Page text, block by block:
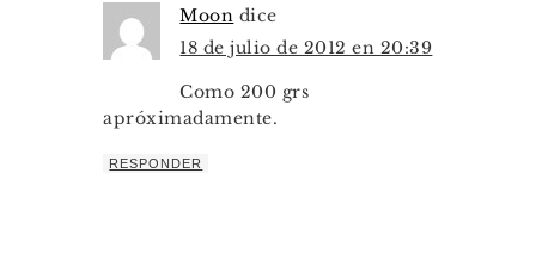
Moon dice
18 de julio de 2012 en 20:39
Como 200 grs
apróximadamente.
RESPONDER